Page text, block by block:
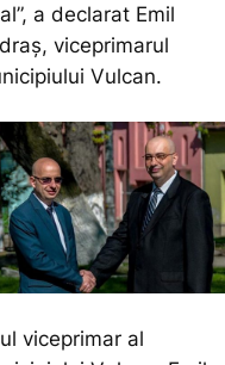
a declarat Emil
viceprimarul
Vulcan.
viceprimar al